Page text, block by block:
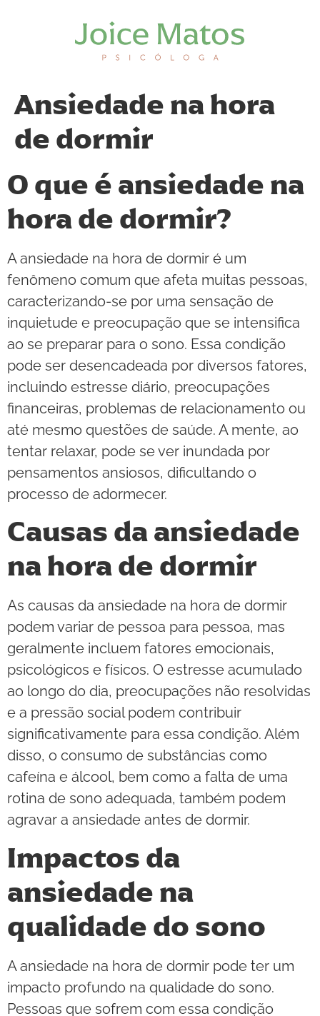
Ansiedade na hora
de dormir
O que é ansiedade na
hora de dormir?
A ansiedade na hora de dormir é um
fenômeno comum que afeta muitas pessoas,
caracterizando-se por uma sensação de
inquietude e preocupação que se intensifica
ao se preparar para o sono. Essa condição
pode ser desencadeada por diversos fatores,
incluindo estresse diário, preocupações
financeiras, problemas de relacionamento ou
até mesmo questões de saúde. A mente, ao
tentar relaxar, pode se ver inundada por
pensamentos ansiosos, dificultando o
processo de adormecer.
Causas da ansiedade
na hora de dormir
As causas da ansiedade na hora de dormir
podem variar de pessoa para pessoa, mas
geralmente incluem fatores emocionais,
psicológicos e físicos. O estresse acumulado
ao longo do dia, preocupações não resolvidas
e a pressão social podem contribuir
significativamente para essa condição. Além
disso, o consumo de substâncias como
cafeína e álcool, bem como a falta de uma
rotina de sono adequada, também podem
agravar a ansiedade antes de dormir.
Impactos da
ansiedade na
qualidade do sono
A ansiedade na hora de dormir pode ter um
impacto profundo na qualidade do sono.
Pessoas que sofrem com essa condição